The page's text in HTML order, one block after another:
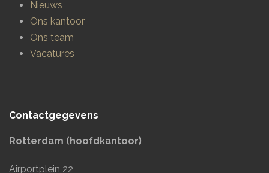
Nieuws
Ons kantoor
Ons team
Vacatures
Contactgegevens
Rotterdam (hoofdkantoor)
Airportplein 22